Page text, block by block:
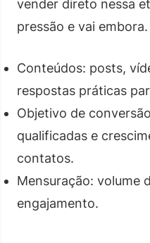
vender direto nessa
pressão e vai embora.
Conteúdos: posts,
respostas práticas
Objetivo de
qualificadas e
contatos.
Mensuração: volume
engajamento.